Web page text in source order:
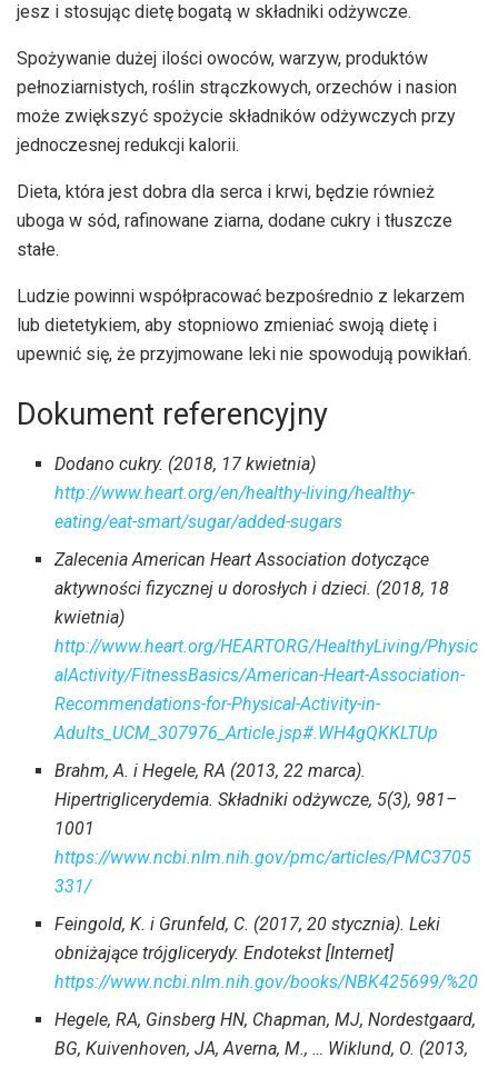
jesz i stosując dietę bogatą w składniki odżywcze.
Spożywanie dużej ilości owoców, warzyw, produktów
pełnoziarnistych, roślin strączkowych, orzechów i nasion
może zwiększyć spożycie składników odżywczych przy
jednoczesnej redukcji kalorii.
Dieta, która jest dobra dla serca i krwi, będzie również
uboga w sód, rafinowane ziarna, dodane cukry i tłuszcze
stałe.
Ludzie powinni współpracować bezpośrednio z lekarzem
lub dietetykiem, aby stopniowo zmieniać swoją dietę i
upewnić się, że przyjmowane leki nie spowodują powikłań.
Dokument referencyjny
Dodano cukry. (2018, 17 kwietnia)
http://www.heart.org/en/healthy-living/healthy-
eating/eat-smart/sugar/added-sugars
Zalecenia American Heart Association dotyczące
aktywności fizycznej u dorosłych i dzieci. (2018, 18
kwietnia)
http://www.heart.org/HEARTORG/HealthyLiving/Physic
alActivity/FitnessBasics/American-Heart-Association-
Recommendations-for-Physical-Activity-in-
Adults_UCM_307976_Article.jsp#.WH4gQKKLTUp
Brahm, A. i Hegele, RA (2013, 22 marca).
Hipertriglicerydemia. Składniki odżywcze, 5(3), 981–
1001
https://www.ncbi.nlm.nih.gov/pmc/articles/PMC3705
331/
Feingold, K. i Grunfeld, C. (2017, 20 stycznia). Leki
obniżające trójglicerydy. Endotekst [Internet]
https://www.ncbi.nlm.nih.gov/books/NBK425699/%20
Hegele, RA, Ginsberg HN, Chapman, MJ, Nordestgaard,
BG, Kuivenhoven, JA, Averna, M., … Wiklund, O. (2013,